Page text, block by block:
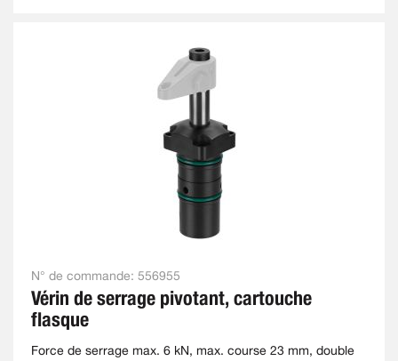
N° de commande: 556955
Vérin de serrage pivotant, cartouche
flasque
Force de serrage max. 6 kN, max. course 23 mm, double